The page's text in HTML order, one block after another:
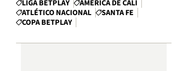
LIGA BETPLAY
AMÉRICA DE CALI
ATLÉTICO NACIONAL
SANTA FE
COPA BETPLAY